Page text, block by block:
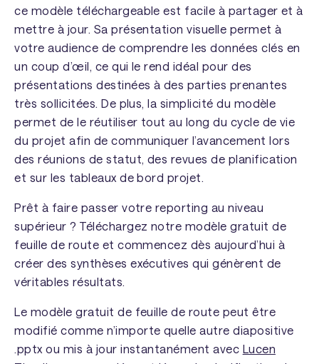
ce modèle téléchargeable est facile à partager et à
mettre à jour. Sa présentation visuelle permet à
votre audience de comprendre les données clés en
un coup d’œil, ce qui le rend idéal pour des
présentations destinées à des parties prenantes
très sollicitées. De plus, la simplicité du modèle
permet de le réutiliser tout au long du cycle de vie
du projet afin de communiquer l’avancement lors
des réunions de statut, des revues de planification
et sur les tableaux de bord projet.
Prêt à faire passer votre reporting au niveau
supérieur ? Téléchargez notre modèle gratuit de
feuille de route et commencez dès aujourd’hui à
créer des synthèses exécutives qui génèrent de
véritables résultats.
Le modèle gratuit de feuille de route peut être
modifié comme n’importe quelle autre diapositive
.pptx ou mis à jour instantanément avec Lucen